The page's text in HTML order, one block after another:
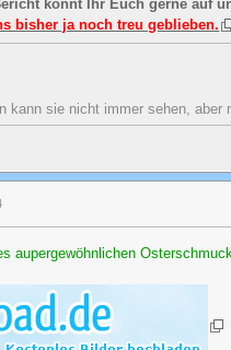
könnt Ihr Euch gerne auf
bisher ja noch treu geblieben.
kann sie nicht immer sehen,
aupergewöhnlichen